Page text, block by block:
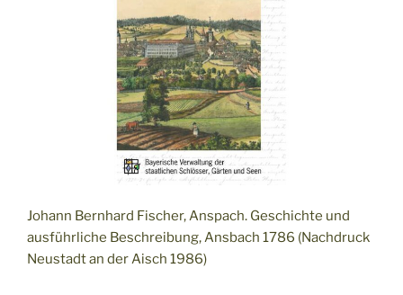
Johann Bernhard Fischer, Anspach. Geschichte und
ausführliche Beschreibung, Ansbach 1786 (Nachdruck
Neustadt an der Aisch 1986)